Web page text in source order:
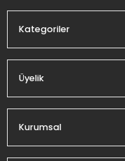
Kategoriler
Üyelik
Kurumsal